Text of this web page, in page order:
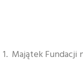
Majątek Fundacji